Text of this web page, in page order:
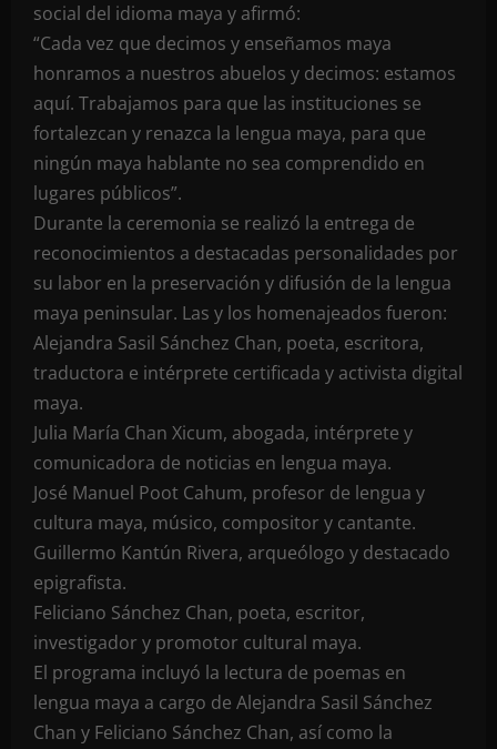
social del idioma maya y afirmó:
“Cada vez que decimos y enseñamos maya
honramos a nuestros abuelos y decimos: estamos
aquí. Trabajamos para que las instituciones se
fortalezcan y renazca la lengua maya, para que
ningún maya hablante no sea comprendido en
lugares públicos”.
Durante la ceremonia se realizó la entrega de
reconocimientos a destacadas personalidades por
su labor en la preservación y difusión de la lengua
maya peninsular. Las y los homenajeados fueron:
Alejandra Sasil Sánchez Chan, poeta, escritora,
traductora e intérprete certificada y activista digital
maya.
Julia María Chan Xicum, abogada, intérprete y
comunicadora de noticias en lengua maya.
José Manuel Poot Cahum, profesor de lengua y
cultura maya, músico, compositor y cantante.
Guillermo Kantún Rivera, arqueólogo y destacado
epigrafista.
Feliciano Sánchez Chan, poeta, escritor,
investigador y promotor cultural maya.
El programa incluyó la lectura de poemas en
lengua maya a cargo de Alejandra Sasil Sánchez
Chan y Feliciano Sánchez Chan, así como la